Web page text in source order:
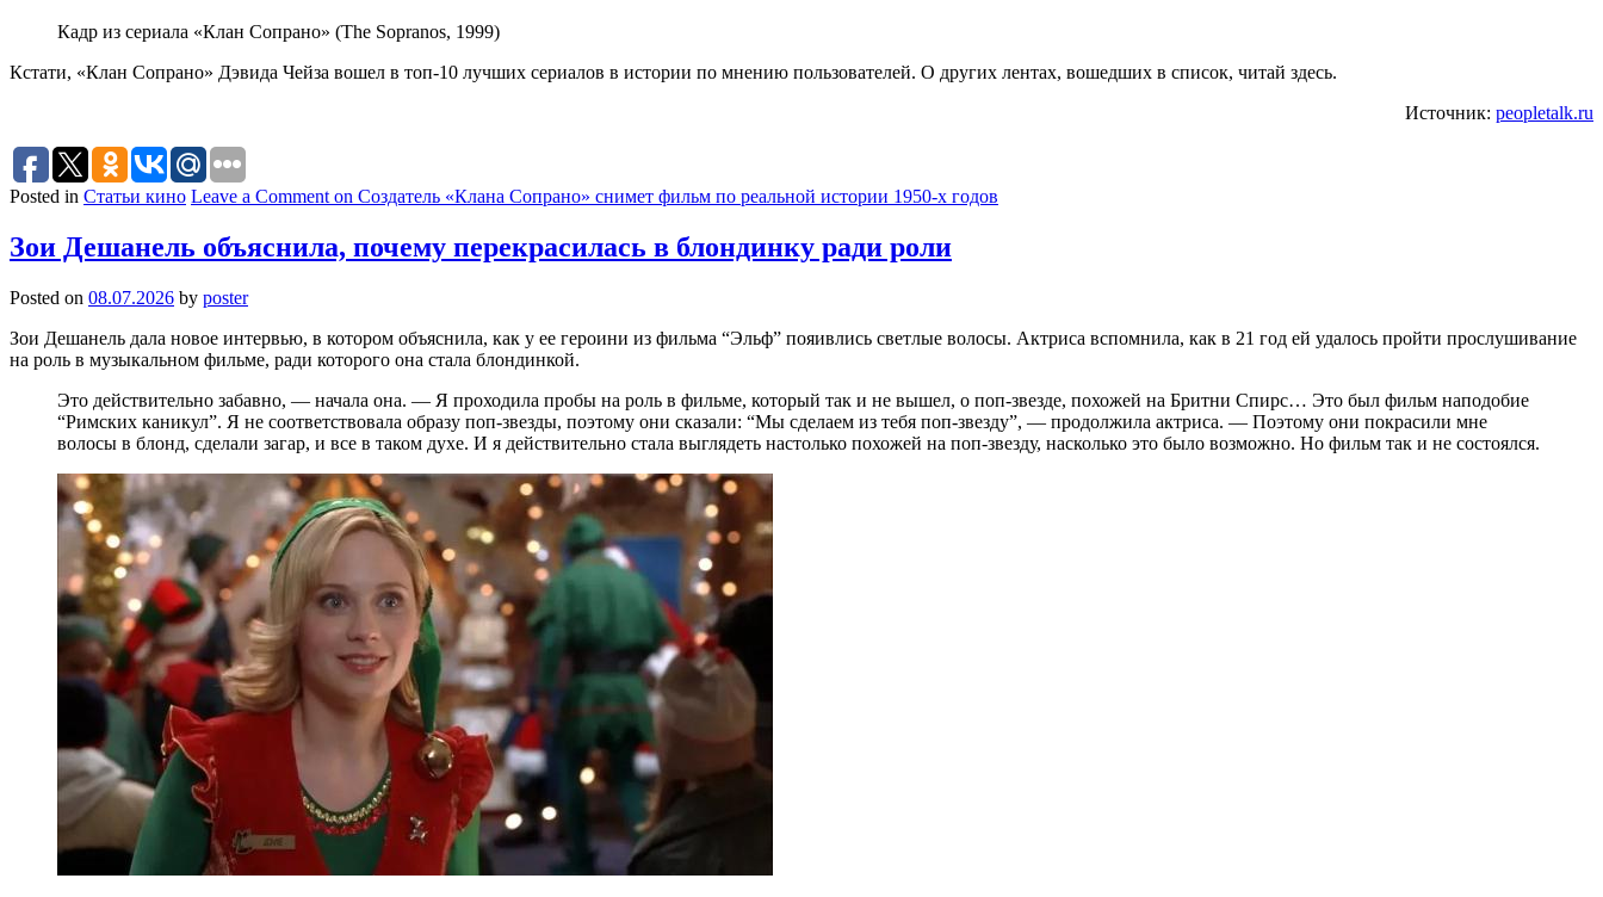
Кадр из сериала «Клан Сопрано» (The Sopranos, 1999)
Кстати, «Клан Сопрано» Дэвида Чейза вошел в топ-10 лучших сериалов в истории по мнению пользователей. О других лентах, вошедших в список, читай здесь.
Источник: peopletalk.ru
Posted in Статьи кино Leave a Comment on Создатель «Клана Сопрано» снимет фильм по реальной истории 1950-х годов
Зои Дешанель объяснила, почему перекрасилась в блондинку ради роли
Posted on 08.07.2026 by poster
Зои Дешанель дала новое интервью, в котором объяснила, как у ее героини из фильма “Эльф” пояивлись светлые волосы. Актриса вспомнила, как в 21 год ей удалось пройти прослушивание
на роль в музыкальном фильме, ради которого она стала блондинкой.
Это действительно забавно, — начала она. — Я проходила пробы на роль в фильме, который так и не вышел, о поп-звезде, похожей на Бритни Спирс… Это был фильм наподобие
“Римских каникул”. Я не соответствовала образу поп-звезды, поэтому они сказали: “Мы сделаем из тебя поп-звезду”, — продолжила актриса. — Поэтому они покрасили мне
волосы в блонд, сделали загар, и все в таком духе. И я действительно стала выглядеть настолько похожей на поп-звезду, насколько это было возможно. Но фильм так и не состоялся.